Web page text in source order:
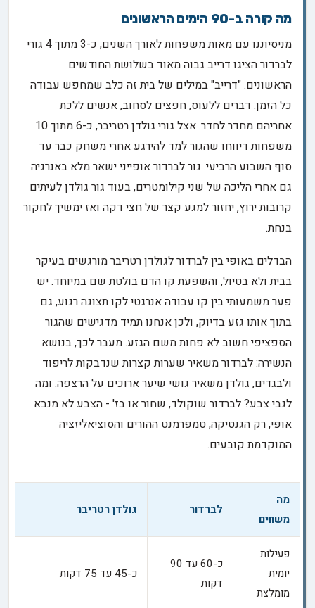
מה קורה ב-90 הימים הראשונים
מניסיוננו עם מאות משפחות לאורך השנים, כ-3 מתוך 4 גורי
לברדור הציגו דרייב גבוה מאוד בשלושת החודשים
הראשונים. "דרייב" במילים של בית זה כלב שמחפש עבודה
כל הזמן: דברים ללעוס, חפצים לסחוב, אנשים ללכת
אחריהם מחדר לחדר. אצל גורי גולדן רטריבר, כ-6 מתוך 10
משפחות דיווחו שהגור למד להירגע אחרי משחק כבר עד
סוף השבוע הרביעי. גור לברדור אופייני ישאר מלא באנרגיה
גם אחרי הליכה של שני קילומטרים, בעוד גור גולדן לעיתים
קרובות ירוץ, יחזור למגע קצר של חצי דקה ואז ימשיך לחקור
בנחת.
הבדלים באופי בין לברדור לגולדן רטריבר מורגשים בעיקר
בבית ולא בטיול, והשפעת קו הדם בולטת שם במיוחד. יש
פער משמעותי בין קו עבודה אנרגטי לקו תצוגה רגוע, גם
בתוך אותו גזע בדיוק, ולכן אנחנו תמיד מדגישים שהגור
הספציפי חשוב לא פחות משם הגזע. מעבר לכך, בנושא
הנשירה: לברדור משאיר שערות קצרות שנדבקות לריפוד
ולבגדים, גולדן משאיר גושי שיער ארוכים על הרצפה. ומה
לגבי צבע? לברדור שוקולד, שחור או בז' - הצבע לא מנבא
אופי, רק הגנטיקה, טמפרמנט ההורים והסוציאליזציה
המוקדמת קובעים.
מה
משווים
לברדור גולדן רטריבר
פעילות
יומית
מומלצת
כ-60 עד 90
דקות
כ-45 עד 75 דקות